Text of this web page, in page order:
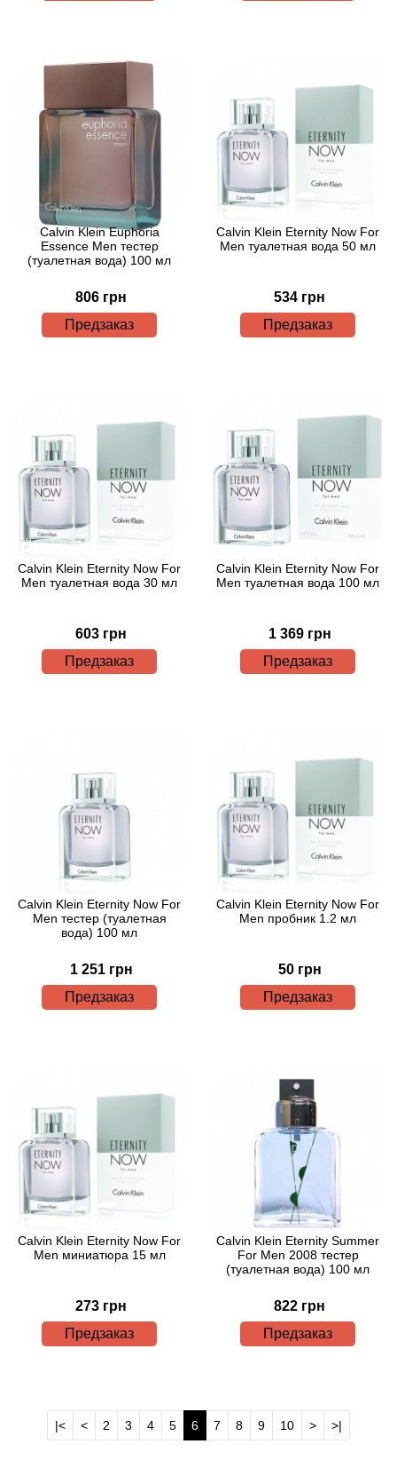
Calvin Klein Euphoria
Essence Men тестер
(туалетная вода) 100 мл
806 грн
Предзаказ
Calvin Klein Eternity Now For
Men туалетная вода 50 мл
534 грн
Предзаказ
Calvin Klein Eternity Now For
Men туалетная вода 30 мл
603 грн
Предзаказ
Calvin Klein Eternity Now For
Men туалетная вода 100 мл
1 369 грн
Предзаказ
Calvin Klein Eternity Now For
Men тестер (туалетная
вода) 100 мл
1 251 грн
Предзаказ
Calvin Klein Eternity Now For
Men пробник 1.2 мл
50 грн
Предзаказ
Calvin Klein Eternity Now For
Men миниатюра 15 мл
273 грн
Предзаказ
Calvin Klein Eternity Summer
For Men 2008 тестер
(туалетная вода) 100 мл
822 грн
Предзаказ
|< < 2 3 4 5 6 7 8 9 10 > >|
Baldinini
Balenciaga
Balmain
Banana Republic
BeauFort London
Bebe
Benetton
Bentley
Beso Beach
Betty Barclay
Biehl Parfumkunstwerke
Bill Blass
Biotherm
Blackglama
Bogart
Bogdan Zubchenko
Bois 1920
Bon Parfumeur
Bond No.9
Bottega Profumiera
Boucheron